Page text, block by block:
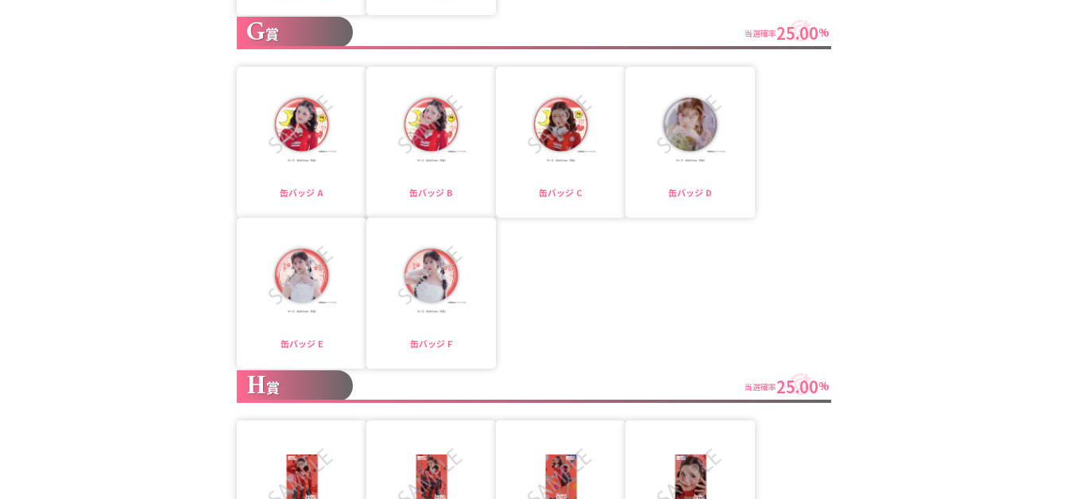
G賞 当選確率25.00%
缶バッジ A 缶バッジ B 缶バッジ C 缶バッジ D
缶バッジ E 缶バッジ F
H賞 当選確率25.00%